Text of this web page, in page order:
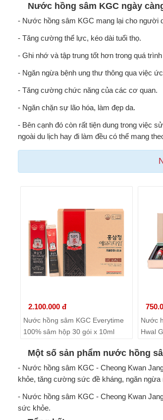
Nước hồng sâm KGC ngày
- Nước hồng sâm KGC mang lại cho người
- Tăng cường thể lực, kéo dài tuổi thọ.
- Ghi nhớ và tập trung tốt hơn trong quá
- Ngăn ngừa bệnh ung thư thông qua việc
- Tăng cường chức năng của các cơ quan.
- Ngăn chặn sự lão hóa, làm đẹp da.
- Bên cạnh đó còn rất tiện dung trong việc
ngoài du lịch hay đi làm đều có thể mang
2.100.000 đ
Nước hồng sâm KGC Everytime
100% sâm hộp 30 gói x 10ml
Nước
Hwal
Một số sản phẩm nước hồng
- Nước hồng sâm KGC - Cheong Kwan
khỏe, tăng cường sức đề kháng, ngăn ngừa
- Nước hồng sâm KGC - Cheong Kwan
sức khỏe.